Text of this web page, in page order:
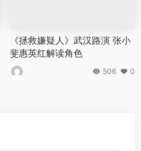
《拯救嫌疑人》武汉路演 张小
斐惠英红解读角色
506 0